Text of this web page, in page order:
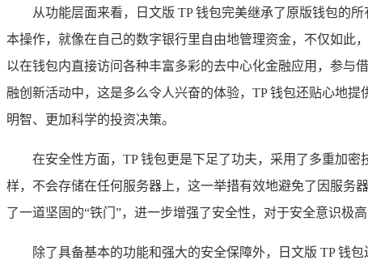
从功能层面来看，日文版 TP 钱包完美继承了原版钱包的
本操作，就像在自己的数字银行里自由地管理资金，不仅如此
以在钱包内直接访问各种丰富多彩的去中心化金融应用，参与
融创新活动中，这是多么令人兴奋的体验，TP 钱包还贴心地
明智、更加科学的投资决策。
在安全性方面，TP 钱包更是下足了功夫，采用了多重加
样，不会存储在任何服务器上，这一举措有效地避免了因服务
了一道坚固的“铁门”，进一步增强了安全性，对于安全意识极
除了具备基本的功能和强大的安全保障外，日文版 TP 钱